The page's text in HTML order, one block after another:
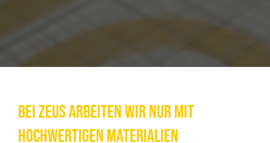
Bei ZEUS arbeiten wir nur mit
hochwertigen Materialien